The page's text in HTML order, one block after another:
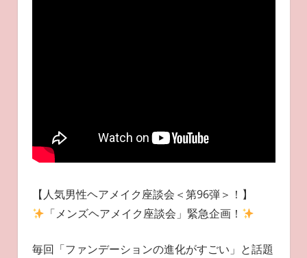
【人気男性ヘアメイク座談会＜第96弾＞！】
「メンズヘアメイク座談会」緊急企画！
毎回「ファンデーションの進化がすごい」と話題